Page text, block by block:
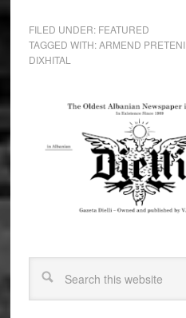
FILED UNDER: FEATURED
TAGGED WITH:ARMEND PRETENI,
DIXHITAL